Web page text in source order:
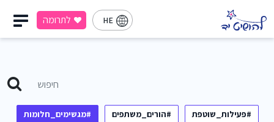
HE לתרומה
#פעילות_שוטפת #הורים_משתפים #מגשימים_חלומות